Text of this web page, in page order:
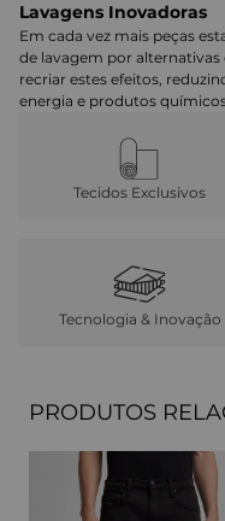
Lavagens Inovadoras
Em cada vez mais peças
de lavagem por alternativas
recriar estes efeitos,
energia e produtos
Tecidos Exclusivos
Tecnologia & Inovação
PRODUTOS